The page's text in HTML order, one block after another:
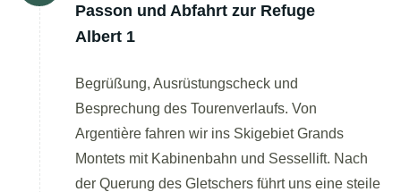
Passon und Abfahrt zur Refuge
Albert 1
Begrüßung, Ausrüstungscheck und
Besprechung des Tourenverlaufs. Von
Argentière fahren wir ins Skigebiet Grands
Montets mit Kabinenbahn und Sessellift. Nach
der Querung des Gletschers führt uns eine steile